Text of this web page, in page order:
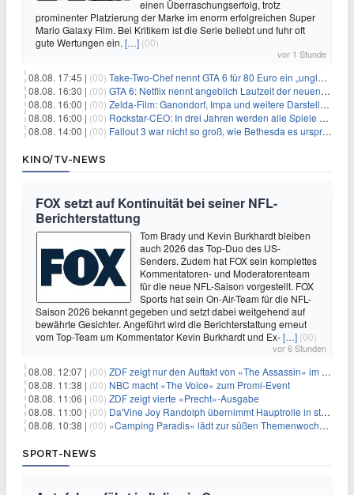
einen Überraschungserfolg, trotz
prominenter Platzierung der Marke im enorm erfolgreichen Super
Mario Galaxy Film. Bei Kritikern ist die Serie beliebt und fuhr oft
gute Wertungen ein. […] (00)
vor 1 Stunde
08.08. 17:45 | (00) Take-Two-Chef nennt GTA 6 für 80 Euro ein „unglaubliches Schnäppchen“
08.08. 16:30 | (00) GTA 6: Netflix nennt angeblich Laufzeit der neuen Gameplay-Präsentation
08.08. 16:00 | (00) Zelda-Film: Ganondorf, Impa und weitere Darsteller sollen feststehen
08.08. 16:00 | (00) Rockstar-CEO: In drei Jahren werden alle Spiele gestreamt
08.08. 14:00 | (00) Fallout 3 war nicht so groß, wie Bethesda es ursprünglich wollte
KINO/TV-NEWS
FOX setzt auf Kontinuität bei seiner NFL-
Berichterstattung
Tom Brady und Kevin Burkhardt bleiben
auch 2026 das Top-Duo des US-
Senders. Zudem hat FOX sein komplettes
Kommentatoren- und Moderatorenteam
für die neue NFL-Saison vorgestellt. FOX
Sports hat sein On-Air-Team für die NFL-
Saison 2026 bekannt gegeben und setzt dabei weitgehend auf
bewährte Gesichter. Angeführt wird die Berichterstattung erneut
vom Top-Team um Kommentator Kevin Burkhardt und Ex-[…] (00)
vor 6 Stunden
08.08. 12:07 | (00) ZDF zeigt nur den Auftakt von «The Assassin» im Fernsehen
08.08. 11:38 | (00) NBC macht «The Voice» zum Promi-Event
08.08. 11:06 | (00) ZDF zeigt vierte «Precht»-Ausgabe
08.08. 11:00 | (00) Da'Vine Joy Randolph übernimmt Hauptrolle in starbesetzter schwarzer Komödie
08.08. 10:38 | (00) «Camping Paradis» lädt zur süßen Themenwoche ein
SPORT-NEWS